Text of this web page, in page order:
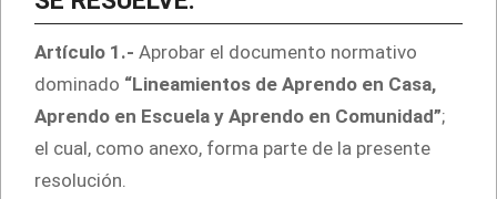
Artículo 1.- Aprobar el documento normativo
dominado “Lineamientos de Aprendo en Casa,
Aprendo en Escuela y Aprendo en Comunidad”;
el cual, como anexo, forma parte de la presente
resolución.